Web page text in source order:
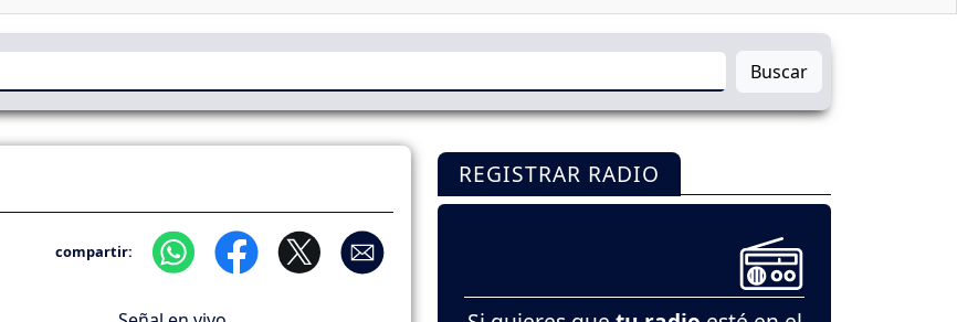
Buscar
compartir:
REGISTRAR RADIO